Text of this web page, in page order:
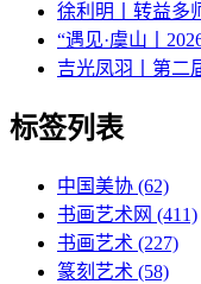
徐利明丨转益多
“遇见·虞山丨
吉光凤羽丨第二
标签列表
中国美协 (62)
书画艺术网 (411)
书画艺术 (227)
篆刻艺术 (58)